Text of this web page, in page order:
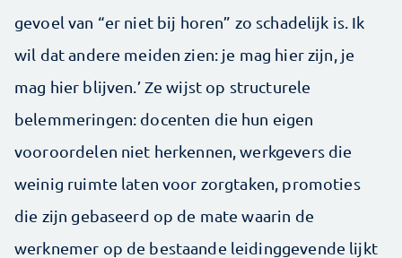
gevoel van “er niet bij horen” zo schadelijk is. Ik
wil dat andere meiden zien: je mag hier zijn, je
mag hier blijven.’ Ze wijst op structurele
belemmeringen: docenten die hun eigen
vooroordelen niet herkennen, werkgevers die
weinig ruimte laten voor zorgtaken, promoties
die zijn gebaseerd op de mate waarin de
werknemer op de bestaande leidinggevende lijkt